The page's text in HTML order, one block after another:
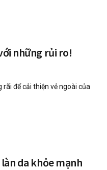
những rủi ro!
để cải thiện vẻ ngoài của
da khỏe mạnh